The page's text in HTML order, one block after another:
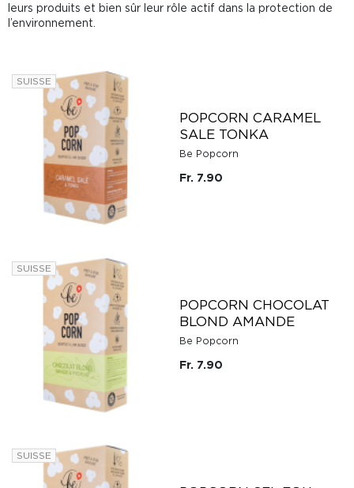
leurs produits et bien sûr leur rôle actif dans la protection de
l’environnement.
SUISSE
POPCORN CARAMEL
SALE TONKA
Be Popcorn
Fr. 7.90
SUISSE
POPCORN CHOCOLAT
BLOND AMANDE
Be Popcorn
Fr. 7.90
SUISSE